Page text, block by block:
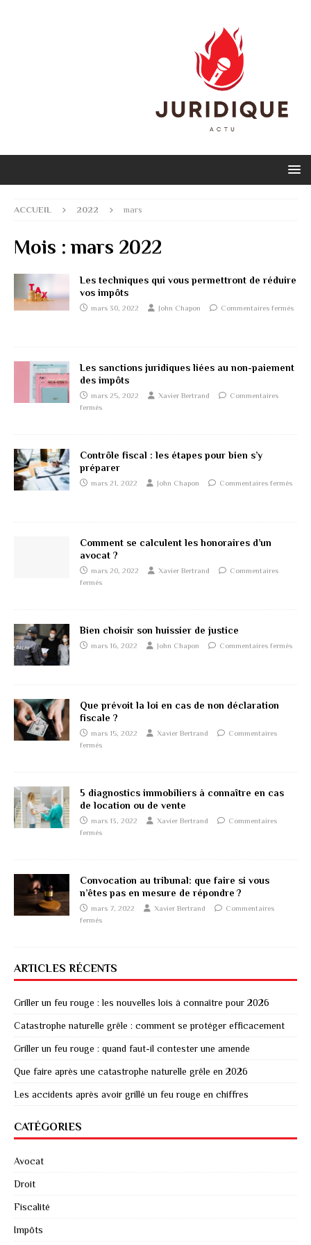
ACCUEIL 2022 mars
Mois :mars 2022
Les techniques qui vous permettront de réduire
vos impôts
mars 30, 2022 John Chapon Commentaires fermés
Les sanctions juridiques liées au non-paiement
des impôts
mars 25, 2022 Xavier Bertrand
Commentaires
fermés
Contrôle fiscal : les étapes pour bien s’y
préparer
mars 21, 2022 John Chapon Commentaires fermés
Comment se calculent les honoraires d’un
avocat ?
mars 20, 2022 Xavier Bertrand
Commentaires
fermés
Bien choisir son huissier de justice
mars 16, 2022 John Chapon Commentaires fermés
Que prévoit la loi en cas de non déclaration
fiscale ?
mars 15, 2022 Xavier Bertrand
Commentaires
fermés
5 diagnostics immobiliers à connaître en cas
de location ou de vente
mars 13, 2022 Xavier Bertrand
Commentaires
fermés
Convocation au tribunal: que faire si vous
n’êtes pas en mesure de répondre ?
mars 7, 2022 Xavier Bertrand
Commentaires
fermés
ARTICLES RÉCENTS
Griller un feu rouge : les nouvelles lois à connaître pour 2026
Catastrophe naturelle grêle : comment se protéger efficacement
Griller un feu rouge : quand faut-il contester une amende
Que faire après une catastrophe naturelle grêle en 2026
Les accidents après avoir grillé un feu rouge en chiffres
CATÉGORIES
Avocat
Droit
Fiscalité
Impôts